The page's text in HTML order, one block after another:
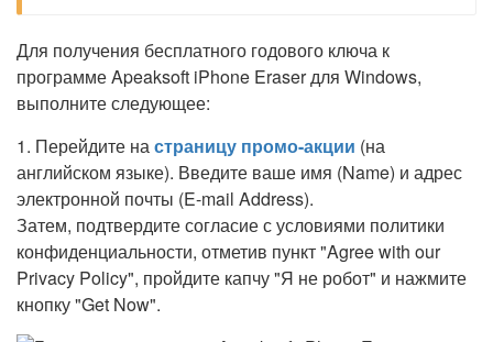
Для получения бесплатного годового ключа к
программе Apeaksoft iPhone Eraser для Windows,
выполните следующее:
1. Перейдите настраницу промо-акции (на
английском языке). Введите ваше имя (Name) и адрес
электронной почты (E-mail Address).
Затем, подтвердите согласие с условиями политики
конфиденциальности, отметив пункт "Agree with our
Privacy Policy", пройдите капчу "Я не робот" и нажмите
кнопку "Get Now".